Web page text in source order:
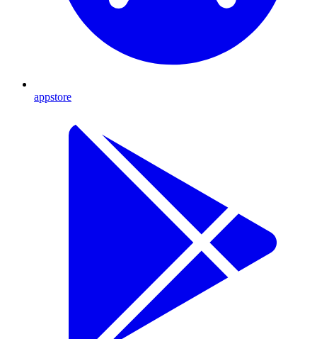
appstore